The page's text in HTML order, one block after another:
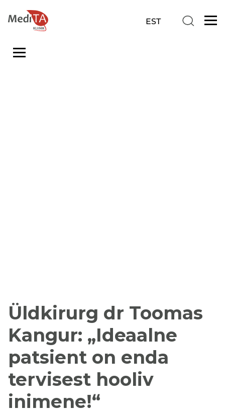
Üldkirurg dr Toomas
Kangur: „Ideaalne
patsient on enda
tervisest hooliv
inimene!“